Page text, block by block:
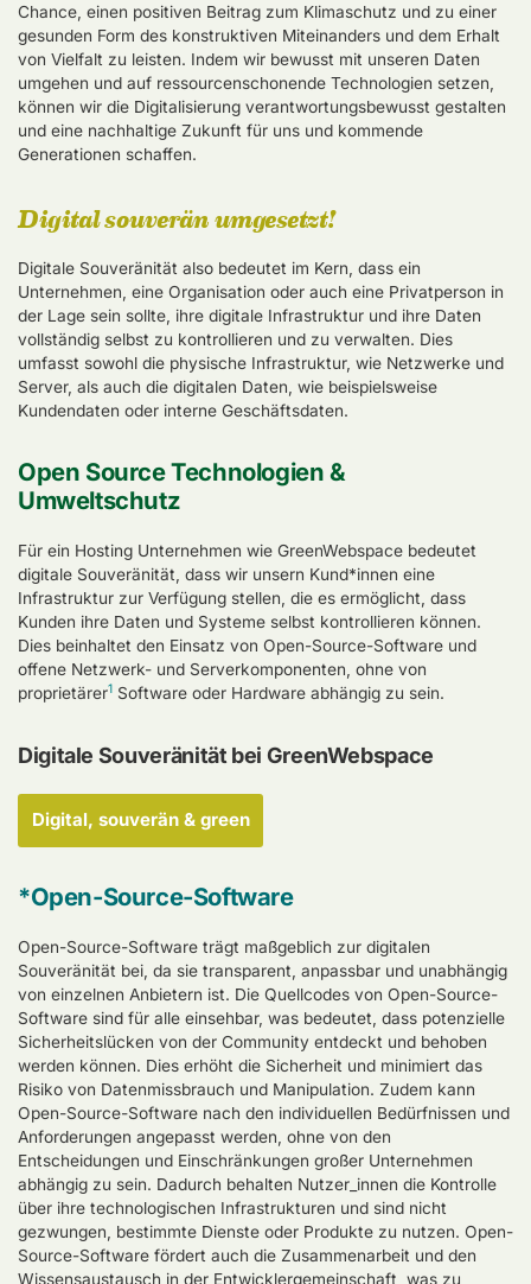
Chance, einen positiven Beitrag zum Klimaschutz und zu einer
gesunden Form des konstruktiven Miteinanders und dem Erhalt
von Vielfalt zu leisten. Indem wir bewusst mit unseren Daten
umgehen und auf ressourcenschonende Technologien setzen,
können wir die Digitalisierung verantwortungsbewusst gestalten
und eine nachhaltige Zukunft für uns und kommende
Generationen schaffen.
Digital souverän umgesetzt!
Digitale Souveränität also bedeutet im Kern, dass ein
Unternehmen, eine Organisation oder auch eine Privatperson in
der Lage sein sollte, ihre digitale Infrastruktur und ihre Daten
vollständig selbst zu kontrollieren und zu verwalten. Dies
umfasst sowohl die physische Infrastruktur, wie Netzwerke und
Server, als auch die digitalen Daten, wie beispielsweise
Kundendaten oder interne Geschäftsdaten.
Open Source Technologien &
Umweltschutz
Für ein Hosting Unternehmen wie GreenWebspace bedeutet
digitale Souveränität, dass wir unsern Kund*innen eine
Infrastruktur zur Verfügung stellen, die es ermöglicht, dass
Kunden ihre Daten und Systeme selbst kontrollieren können.
Dies beinhaltet den Einsatz von Open-Source-Software und
offene Netzwerk- und Serverkomponenten, ohne von
proprietärer1 Software oder Hardware abhängig zu sein.
Digitale Souveränität bei GreenWebspace
Digital, souverän & green
*Open-Source-Software
Open-Source-Software trägt maßgeblich zur digitalen
Souveränität bei, da sie transparent, anpassbar und unabhängig
von einzelnen Anbietern ist. Die Quellcodes von Open-Source-
Software sind für alle einsehbar, was bedeutet, dass potenzielle
Sicherheitslücken von der Community entdeckt und behoben
werden können. Dies erhöht die Sicherheit und minimiert das
Risiko von Datenmissbrauch und Manipulation. Zudem kann
Open-Source-Software nach den individuellen Bedürfnissen und
Anforderungen angepasst werden, ohne von den
Entscheidungen und Einschränkungen großer Unternehmen
abhängig zu sein. Dadurch behalten Nutzer_innen die Kontrolle
über ihre technologischen Infrastrukturen und sind nicht
gezwungen, bestimmte Dienste oder Produkte zu nutzen. Open-
Source-Software fördert auch die Zusammenarbeit und den
Wissensaustausch in der Entwicklergemeinschaft, was zu